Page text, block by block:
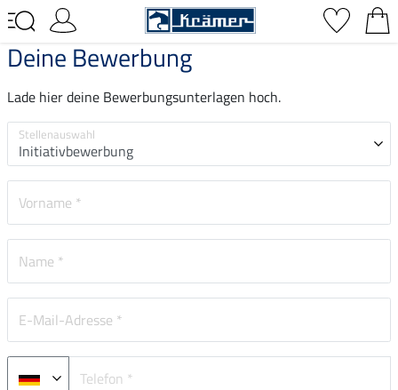
Deine Bewerbung
Lade hier deine Bewerbungsunterlagen hoch.